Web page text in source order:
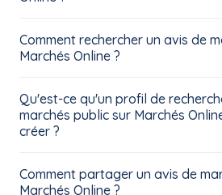
Comment rechercher un avis de
Marchés Online ?
Qu'est-ce qu'un profil de
marchés public sur Marchés
créer ?
Comment partager un avis de
Marchés Online ?